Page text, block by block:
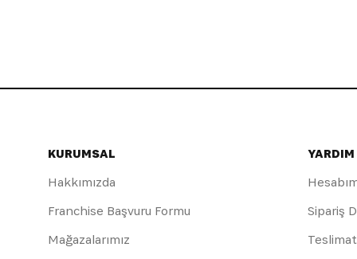
KURUMSAL
Hakkımızda
Franchise Başvuru Formu
Mağazalarımız
YARDIM
Sipariş